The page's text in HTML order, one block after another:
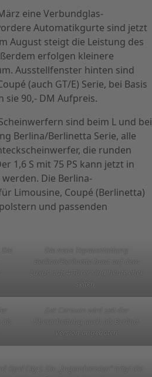
eine Verbundglas-
Automatikgurte sind jetzt
August steigt die Leistung des
erfolgen kleinere
Ausstellfenster hinten sind
(auch GT/E) Serie, bei Basis
sie 90,- DM Aufpreis.
sind beim L und bei
Berlina/Berlinetta Serie, alle
die runden
1,6 S mit 75 PS kann jetzt in
Die Berlina-
Limousine, Coupé (Berlinetta)
und passenden
Die neue Topausstattung
Berlina/Berlinetta baut auf dem
Luxus auf. 4-Türer sind heute eher
selten.
Der Caravan wird seit der
Überarbeitung auch als Berlina-
Version angeboten
Opel City J. Die „Jugendversion“ trägt die